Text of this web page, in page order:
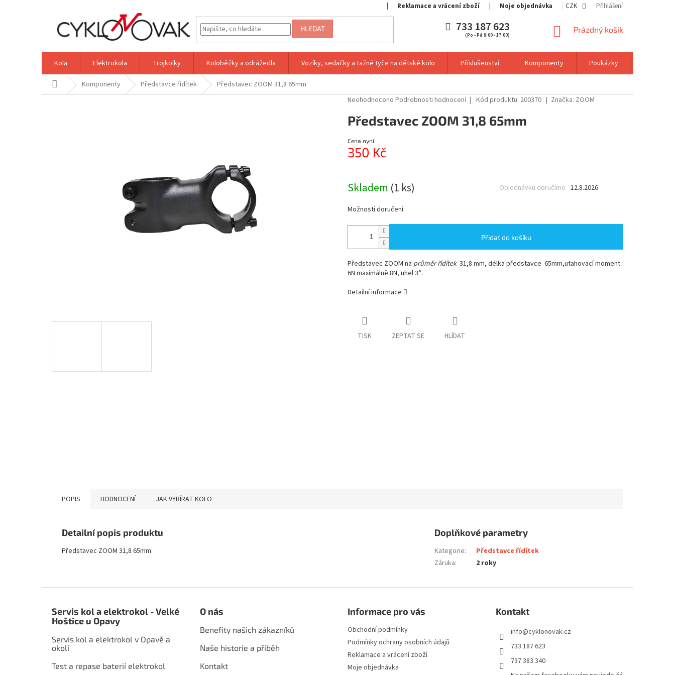
Reklamace a vrácení zboží Moje objednávka CZK Přihlášení
HLEDAT 733 187 623
(Po - Pá 9:00 - 17:00)
NÁKUPNÍ
Prázdný košík
Kola Elektrokola Trojkolky Koloběžky a odrážedla Vozíky, sedačky a tažné tyče na dětské kolo Příslušenství Komponenty Poukázky
Domů Komponenty Představce řídítek
Představec ZOOM 31,8 65mm
Průměrné
produktu
je
0,0
z
5
Neohodnoceno Podrobnosti hodnocení Kód produktu: 200370 Značka: ZOOM
Představec ZOOM 31,8 65mm
Cena nyní:
350 Kč
Skladem (1 ks) 12.8.2026
Objednávku doručíme
Možnosti doručení
Přidat do košíku
Představec ZOOM na průměr řídítek 31,8 mm, délka představce 65mm,utahovací moment
6N maximálně 8N, uhel 3°.
Detailní informace
TISK ZEPTAT SE HLÍDAT
POPIS HODNOCENÍ JAK VYBÍRAT KOLO
Detailní popis produktu
Představec ZOOM 31,8 65mm
Doplňkové parametry
Kategorie:
Představce řídítek
Záruka: 2 roky
Servis kol a elektrokol - Velké
Hoštice u Opavy
Servis kol a elektrokol v Opavě a
okolí
Test a repase baterií elektrokol
O nás
Benefity našich zákazníků
Naše historie a příběh
Kontakt
Informace pro vás
Obchodní podmínky
Podmínky ochrany osobních údajů
Reklamace a vrácení zboží
Moje objednávka
Kontakt
info@cyklonovak.cz
733 187 623
737 383 340